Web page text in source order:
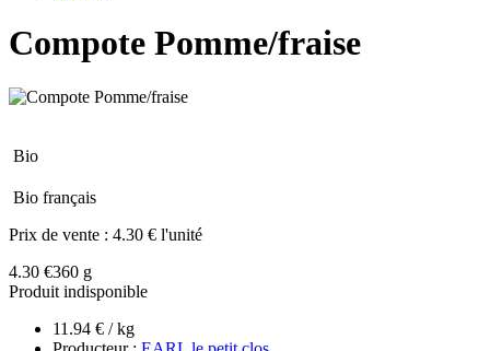
Compote Pomme/fraise
Bio
Bio français
Prix de vente : 4.30 € l'unité
4.30 €360 g
Produit indisponible
11.94 € / kg